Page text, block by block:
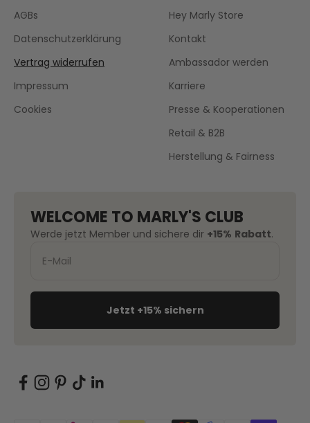
AGBs
Datenschutzerklärung
Vertrag widerrufen
Impressum
Cookies
Hey Marly Store
Kontakt
Ambassador werden
Karriere
Presse & Kooperationen
Retail & B2B
Herstellung & Fairness
WELCOME TO MARLY'S CLUB
Werde jetzt Member und sichere dir +15% Rabatt.
Jetzt +15% sichern